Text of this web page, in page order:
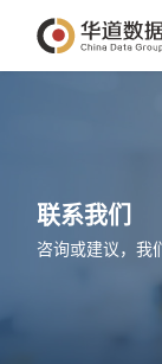
联系我们
咨询或建议，我